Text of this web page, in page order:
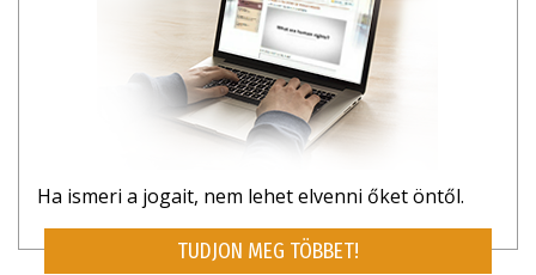
Ha ismeri a jogait, nem lehet elvenni őket öntől.
TUDJON MEG TÖBBET!